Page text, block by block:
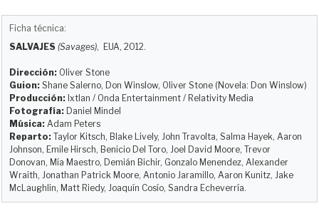
u
s
k
y
o
d
o
n
b
o
o
k
i
t
l
t
i
Ficha técnica:
SALVAJES (Savages), EUA, 2012.
Dirección: Oliver Stone
Guion: Shane Salerno, Don Winslow, Oliver Stone (Novela: Don Winslow)
Producción: Ixtlan / Onda Entertainment / Relativity Media
Fotografía: Daniel Mindel
Música: Adam Peters
Reparto: Taylor Kitsch, Blake Lively, John Travolta, Salma Hayek, Aaron
Johnson, Emile Hirsch, Benicio Del Toro, Joel David Moore, Trevor
Donovan, Mía Maestro, Demián Bichir, Gonzalo Menendez, Alexander
Wraith, Jonathan Patrick Moore, Antonio Jaramillo, Aaron Kunitz, Jake
McLaughlin, Matt Riedy, Joaquín Cosío, Sandra Echeverría.